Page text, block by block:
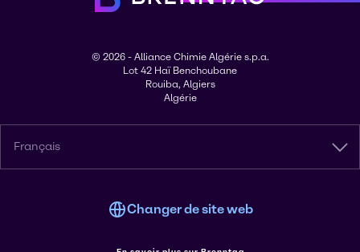
© 2026 - Alliance Chimie Algérie s.p.a.
Lot 42 Haï Benchoubane
Rouiba, Algiers
Algérie
Français
Changer de site web